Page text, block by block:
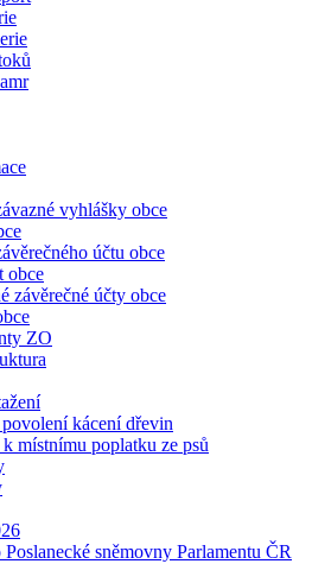
vyhlášky obce
účtu obce
obce
závěrečné účty obce
ZO
kácení dřevin
místnímu poplatku ze psů
sněmovny Parlamentu ČR